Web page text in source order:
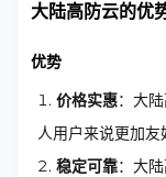
大陆高防云的优
优势
价格实惠：大
人用户来说更加友
稳定可靠：大